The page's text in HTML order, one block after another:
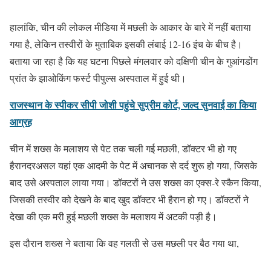
हालांकि, चीन की लोकल मीडिया में मछली के आकार के बारे में नहीं बताया
गया है, लेकिन तस्वीरों के मुताबिक इसकी लंबाई 12-16 इंच के बीच है।
बताया जा रहा है कि यह घटना पिछले मंगलवार को दक्षिणी चीन के गुआंगडोंग
प्रांत के झाओकिंग फर्स्ट पीपुल्स अस्पताल में हुई थी।
राजस्थान के स्‍पीकर सीपी जोशी पहुंचे सुप्रीम कोर्ट, जल्‍द सुनवाई का किया
आग्रह
चीन में शख्स के मलाशय से पेट तक चली गई मछली, डॉक्टर भी हो गए
हैरानदरअसल यहां एक आदमी के पेट में अचानक से दर्द शुरू हो गया, जिसके
बाद उसे अस्पताल लाया गया। डॉक्टरों ने उस शख्स का एक्स-रे स्कैन किया,
जिसकी तस्वीर को देखने के बाद खुद डॉक्टर भी हैरान हो गए। डॉक्टरों ने
देखा की एक मरी हुई मछली शख्स के मलाशय में अटकी पड़ी है।
इस दौरान शख्स ने बताया कि वह गलती से उस मछली पर बैठ गया था,